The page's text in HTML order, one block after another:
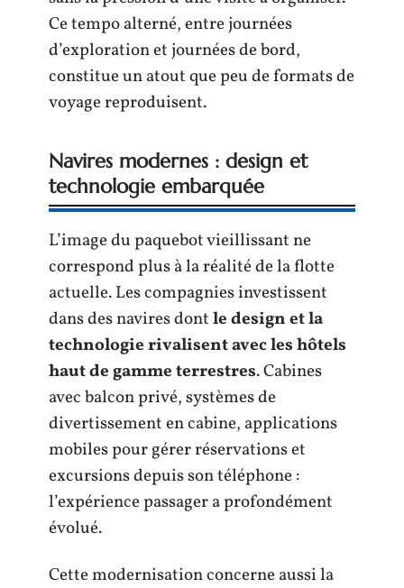
Ce tempo alterné, entre journées
d’exploration et journées de bord,
constitue un atout que peu de formats de
voyage reproduisent.
Navires modernes : design et
technologie embarquée
L’image du paquebot vieillissant ne
correspond plus à la réalité de la flotte
actuelle. Les compagnies investissent
dans des navires dontle design et la
technologie rivalisent avec les hôtels
haut de gamme terrestres. Cabines
avec balcon privé, systèmes de
divertissement en cabine, applications
mobiles pour gérer réservations et
excursions depuis son téléphone :
l’expérience passager a profondément
évolué.
Cette modernisation concerne aussi la